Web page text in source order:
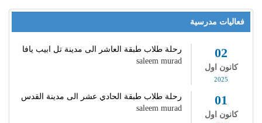
فعاليات مدرسية
02
كانون اول
2025
رحلة طلاب طبقة العاشر الى مدينة تل ابيب يافا
saleem murad
01
كانون اول
رحلة طلاب طبقة الحادي عشر الى مدينة القدس
saleem murad